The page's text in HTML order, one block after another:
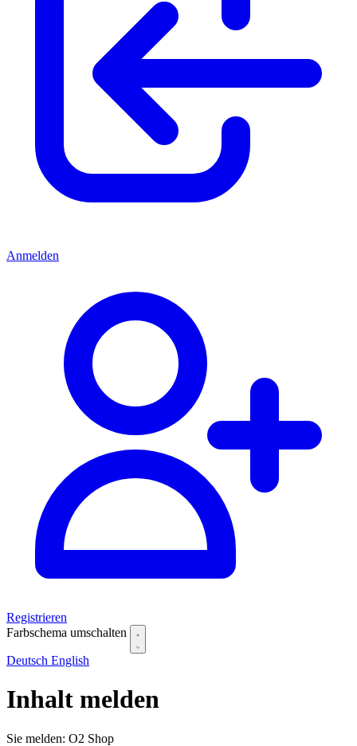
Anmelden
Registrieren
Farbschema umschalten
Deutsch English
Inhalt melden
Sie melden: O2 Shop